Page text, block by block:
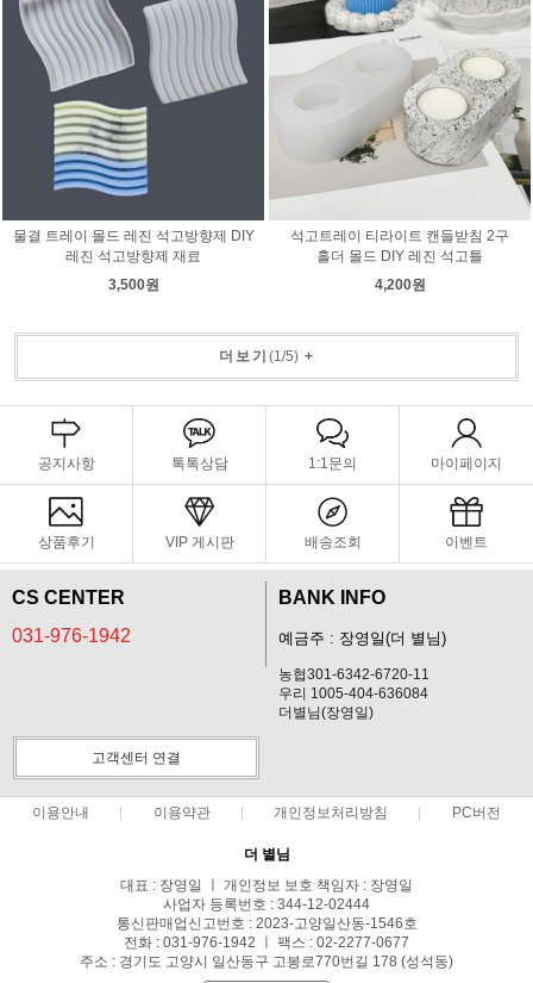
물결 트레이 몰드 레진 석고방향제 DIY
레진 석고방향제 재료
3,500원
석고트레이 티라이트 캔들받침 2구
홀더 몰드 DIY 레진 석고틀
4,200원
더보기 (1/5)+
공지사항 톡톡상담 1:1문의 마이페이지
상품후기 VIP 게시판 배송조회 이벤트
CS CENTER
031-976-1942
BANK INFO
예금주 : 장영일(더 별님)
농협301-6342-6720-11
우리 1005-404-636084
더별님(장영일)
고객센터 연결
이용안내 이용약관 개인정보처리방침 PC버전
더 별님
대표 : 장영일 ㅣ 개인정보 보호 책임자 : 장영일
사업자 등록번호 : 344-12-02444
통신판매업신고번호 : 2023-고양일산동-1546호
전화 : 031-976-1942 ㅣ 팩스 : 02-2277-0677
주소 : 경기도 고양시 일산동구 고봉로770번길 178 (성석동)